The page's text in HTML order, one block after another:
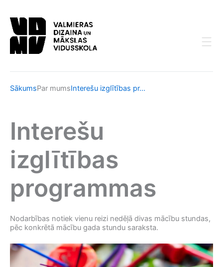
content
SākumsPar mumsInterešu izglītības pr...
Interešu
izglītības
programmas
Nodarbības notiek vienu reizi nedēļā divas mācību stundas,
pēc konkrētā mācību gada stundu saraksta.